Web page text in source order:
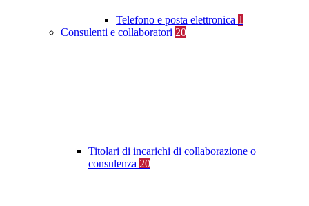
Telefono e posta elettronica 1
Consulenti e collaboratori 20
Titolari di incarichi di collaborazione o
consulenza 20